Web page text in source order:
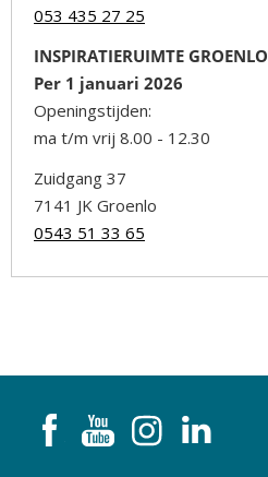
053 435 27 25
INSPIRATIERUIMTE GROENLO
Per 1 januari 2026
Openingstijden:
ma t/m vrij 8.00 - 12.30
Zuidgang 37
7141 JK Groenlo
0543 51 33 65